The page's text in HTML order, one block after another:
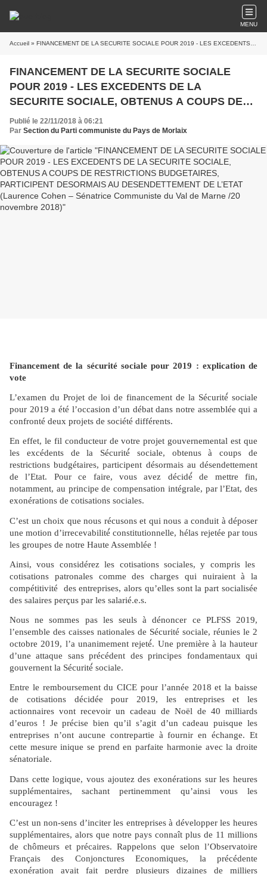
MENU
Accueil » FINANCEMENT DE LA SECURITE SOCIALE POUR 2019 - LES EXCEDENTS DE LA SECURITE SOCIALE, OBTENUS A COUPS DE RESTRICTIONS BUDGETAIRES, PARTICIPENT DESORMAIS AU DESENDETTEMENT DE L’ETAT (Laurence Cohen – Sénatrice Communiste du Val de Marne /20 novembre 2018)
FINANCEMENT DE LA SECURITE SOCIALE
POUR 2019 - LES EXCEDENTS DE LA
SECURITE SOCIALE, OBTENUS A COUPS DE
RESTRICTIONS BUDGETAIRES, PARTICIPENT
DESORMAIS AU DESENDETTEMENT DE L’ETAT
(Laurence Cohen – Sénatrice Communiste du
Val de Marne /20 novembre 2018)
Publié le 22/11/2018 à 06:21
Par Section du Parti communiste du Pays de Morlaix
Financement de la sécurité sociale pour 2019 : explication de
vote
L’examen du Projet de loi de financement de la Sécurité́ sociale
pour 2019 a été l’occasion d’un débat dans notre assemblée qui a
confronté deux projets de société différents.
En effet, le fil conducteur de votre projet gouvernemental est que
les excédents de la Sécurité́ sociale, obtenus à coups de
restrictions budgétaires, participent désormais au désendettement
de l’Etat. Pour ce faire, vous avez décidé́ de mettre fin,
notamment, au principe de compensation intégrale, par l’Etat, des
exonérations de cotisations sociales.
C’est un choix que nous récusons et qui nous a conduit à déposer
une motion d’irrecevabilité́ constitutionnelle, hélas rejetée par tous
les groupes de notre Haute Assemblée !
Ainsi, vous considérez les cotisations sociales, y compris les
cotisations patronales comme des charges qui nuiraient à la
compétitivité des entreprises, alors qu’elles sont la part socialisée
des salaires perçus par les salarié.e.s.
Nous ne sommes pas les seuls à dénoncer ce PLFSS 2019,
l’ensemble des caisses nationales de Sécurité sociale, réunies le 2
octobre 2019, l’a unanimement rejeté́. Une première à la hauteur
d’une attaque sans précédent des principes fondamentaux qui
gouvernent la Sécurité́ sociale.
Entre le remboursement du CICE pour l’année 2018 et la baisse
de cotisations décidée pour 2019, les entreprises et les
actionnaires vont recevoir un cadeau de Noël de 40 milliards
d’euros ! Je précise bien qu’il s’agit d’un cadeau puisque les
entreprises n’ont aucune contrepartie à fournir en échange. Et
cette mesure inique se prend en parfaite harmonie avec la droite
sénatoriale.
Dans cette logique, vous ajoutez des exonérations sur les heures
supplémentaires, sachant pertinemment qu’ainsi vous les
encouragez !
C’est un non-sens d’inciter les entreprises à développer les heures
supplémentaires, alors que notre pays connaît plus de 11 millions
de chômeurs et précaires. Rappelons que selon l’Observatoire
Français des Conjonctures Economiques, la précédente
exonération avait fait perdre plusieurs dizaines de milliers